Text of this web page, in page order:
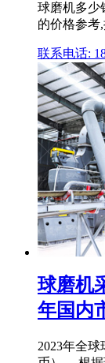
球磨机多少
的价格参考
联系电话:
球磨机
年国内
2023年全